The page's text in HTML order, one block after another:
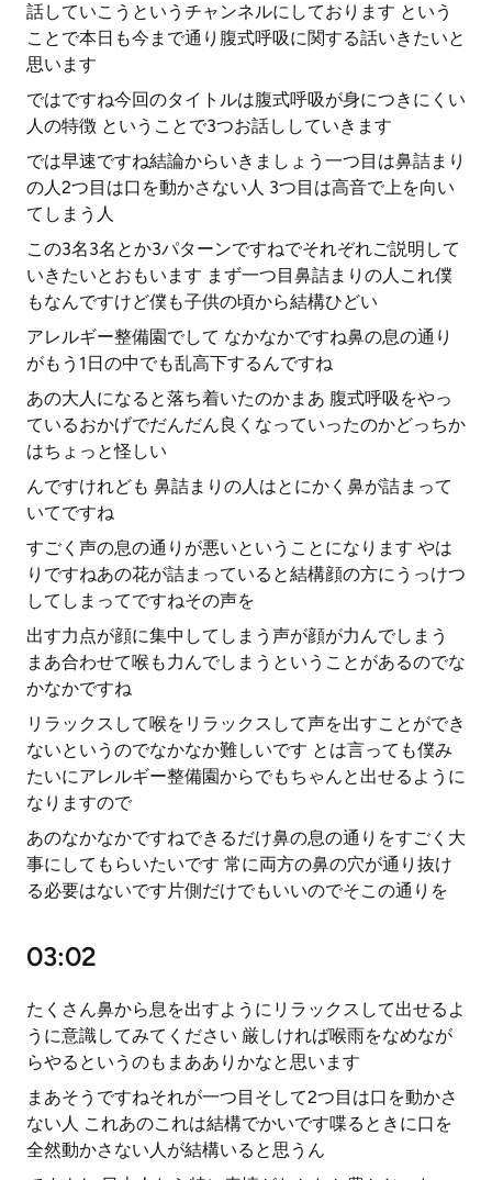
話していこうというチャンネルにしております という
ことで本日も今まで通り腹式呼吸に関する話いきたいと
思います
ではですね今回のタイトルは腹式呼吸が身につきにくい
人の特徴 ということで3つお話ししていきます
では早速ですね結論からいきましょう一つ目は鼻詰まり
の人2つ目は口を動かさない人 3つ目は高音で上を向い
てしまう人
この3名3名とか3パターンですねでそれぞれご説明して
いきたいとおもいます まず一つ目鼻詰まりの人これ僕
もなんですけど僕も子供の頃から結構ひどい
アレルギー整備園でして なかなかですね鼻の息の通り
がもう1日の中でも乱高下するんですね
あの大人になると落ち着いたのかまあ 腹式呼吸をやっ
ているおかげでだんだん良くなっていったのかどっちか
はちょっと怪しい
んですけれども 鼻詰まりの人はとにかく鼻が詰まって
いてですね
すごく声の息の通りが悪いということになります やは
りですねあの花が詰まっていると結構顔の方にうっけつ
してしまってですねその声を
出す力点が顔に集中してしまう声が顔が力んでしまう
まあ合わせて喉も力んでしまうということがあるのでな
かなかですね
リラックスして喉をリラックスして声を出すことができ
ないというのでなかなか難しいです とは言っても僕み
たいにアレルギー整備園からでもちゃんと出せるように
なりますので
あのなかなかですねできるだけ鼻の息の通りをすごく大
事にしてもらいたいです 常に両方の鼻の穴が通り抜け
る必要はないです片側だけでもいいのでそこの通りを
03:02
たくさん鼻から息を出すようにリラックスして出せるよ
うに意識してみてください 厳しければ喉雨をなめなが
らやるというのもまあありかなと思います
まあそうですねそれが一つ目そして2つ目は口を動かさ
ない人 これあのこれは結構でかいです喋るときに口を
全然動かさない人が結構いると思うん